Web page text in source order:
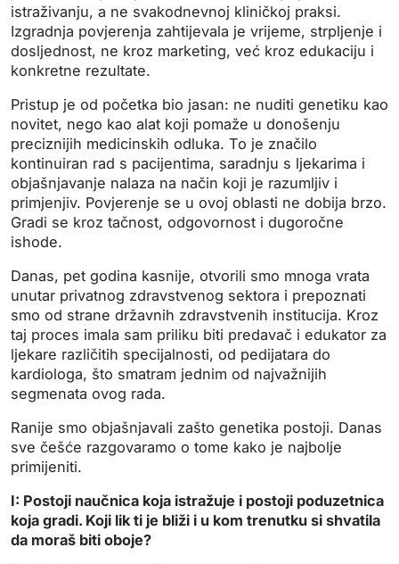
istraživanju, a ne svakodnevnoj kliničkoj praksi.
Izgradnja povjerenja zahtijevala je vrijeme, strpljenje i
dosljednost, ne kroz marketing, već kroz edukaciju i
konkretne rezultate.
Pristup je od početka bio jasan: ne nuditi genetiku kao
novitet, nego kao alat koji pomaže u donošenju
preciznijih medicinskih odluka. To je značilo
kontinuiran rad s pacijentima, saradnju s ljekarima i
objašnjavanje nalaza na način koji je razumljiv i
primjenjiv. Povjerenje se u ovoj oblasti ne dobija brzo.
Gradi se kroz tačnost, odgovornost i dugoročne
ishode.
Danas, pet godina kasnije, otvorili smo mnoga vrata
unutar privatnog zdravstvenog sektora i prepoznati
smo od strane državnih zdravstvenih institucija. Kroz
taj proces imala sam priliku biti predavač i edukator za
ljekare različitih specijalnosti, od pedijatara do
kardiologa, što smatram jednim od najvažnijih
segmenata ovog rada.
Ranije smo objašnjavali zašto genetika postoji. Danas
sve češće razgovaramo o tome kako je najbolje
primijeniti.
I: Postoji naučnica koja istražuje i postoji poduzetnica
koja gradi. Koji lik ti je bliži i u kom trenutku si shvatila
da moraš biti oboje?